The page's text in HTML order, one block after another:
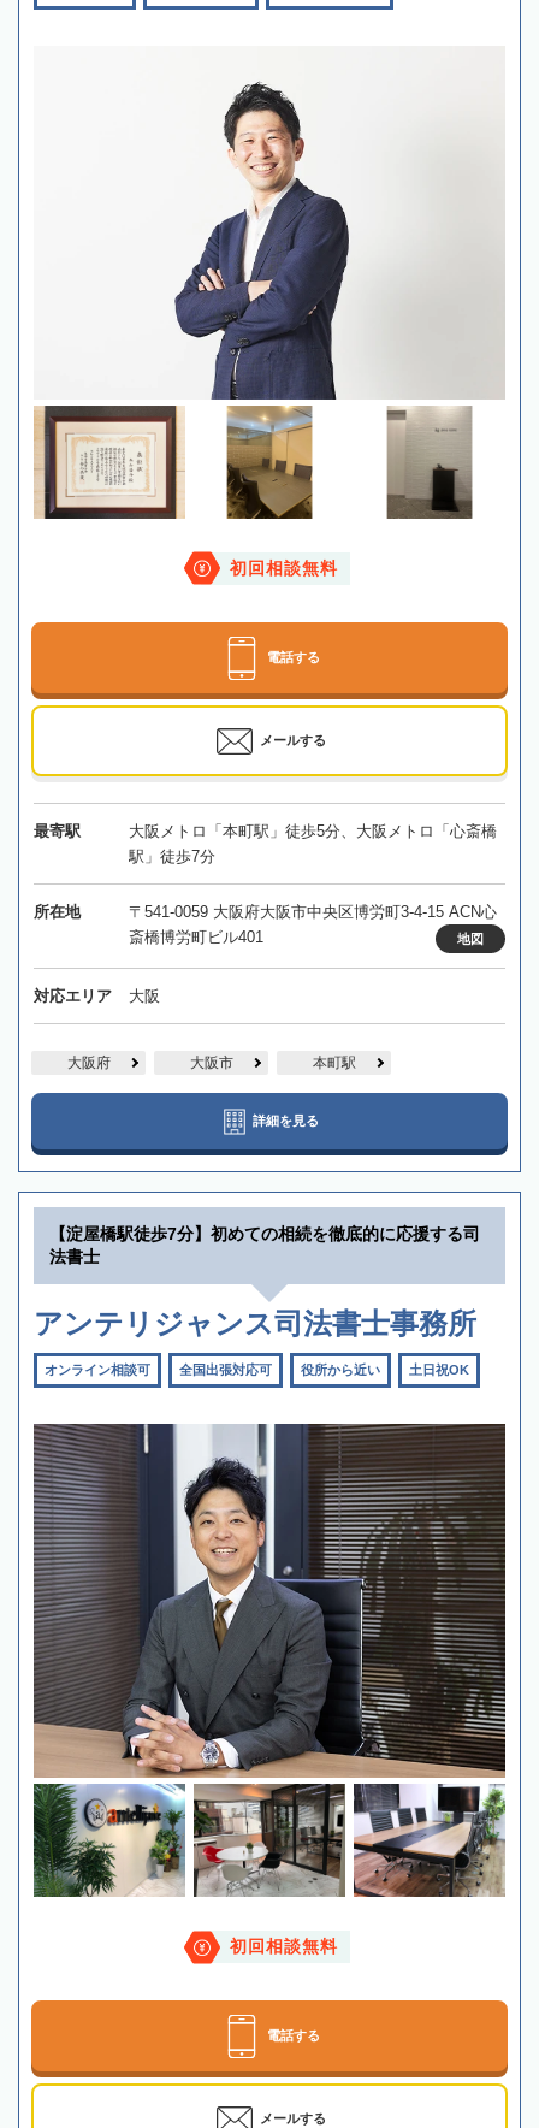
初回相談無料
電話する
メールする
最寄駅
大阪メトロ「本町駅」徒歩5分、大阪メトロ「心斎橋
駅」徒歩7分
所在地
〒541-0059 大阪府大阪市中央区博労町3-4-15 ACN心
斎橋博労町ビル401
地図
対応エリア 大阪
大阪府 大阪市 本町駅
詳細を見る
【淀屋橋駅徒歩7分】初めての相続を徹底的に応援する司
法書士
アンテリジャンス司法書士事務所
オンライン相談可 全国出張対応可 役所から近い 土日祝OK
初回相談無料
電話する
メールする